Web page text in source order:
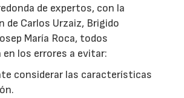
de expertos, con la
de Carlos Urzaiz, Brigido
María Roca, todos
los errores a evitar:
considerar las características